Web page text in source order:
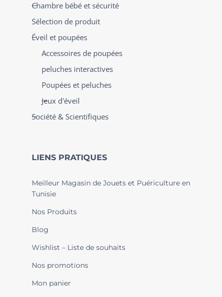
Chambre bébé et sécurité
Sélection de produit
Éveil et poupées
Accessoires de poupées
peluches interactives
Poupées et peluches
Jeux d'éveil
Société & Scientifiques
LIENS PRATIQUES
Meilleur Magasin de Jouets et Puériculture en
Tunisie
Nos Produits
Blog
Wishlist – Liste de souhaits
Nos promotions
Mon panier